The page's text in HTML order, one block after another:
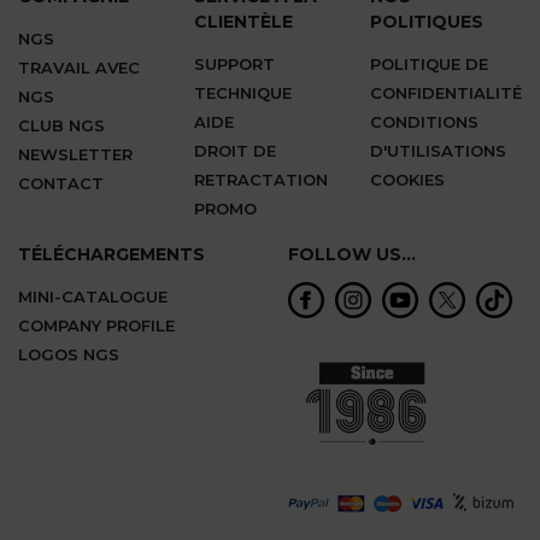
NGS
TRAVAIL AVEC
NGS
CLUB NGS
NEWSLETTER
CONTACT
CLIENTÈLE
SUPPORT
TECHNIQUE
AIDE
DROIT DE
RETRACTATION
PROMO
POLITIQUES
POLITIQUE DE
CONFIDENTIALITÉ
CONDITIONS
D'UTILISATIONS
COOKIES
TÉLÉCHARGEMENTS
MINI-CATALOGUE
COMPANY PROFILE
LOGOS NGS
FOLLOW US...